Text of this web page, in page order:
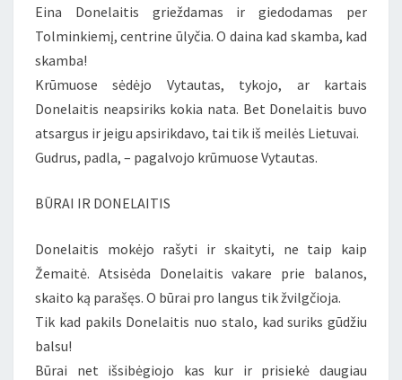
KNYGOS
„PABĖGĘS
Eina Donelaitis grieždamas ir giedodamas per
Tolminkiemį, centrine ūlyčia. O daina kad skamba, kad
skamba!
Krūmuose sėdėjo Vytautas, tykojo, ar kartais
Donelaitis neapsiriks kokia nata. Bet Donelaitis buvo
atsargus ir jeigu apsirikdavo, tai tik iš meilės Lietuvai.
Gudrus, padla, – pagalvojo krūmuose Vytautas.
BŪRAI IR DONELAITIS
Donelaitis mokėjo rašyti ir skaityti, ne taip kaip
Žemaitė. Atsisėda Donelaitis vakare prie balanos,
skaito ką parašęs. O būrai pro langus tik žvilgčioja.
Tik kad pakils Donelaitis nuo stalo, kad suriks gūdžiu
balsu!
Būrai net išsibėgiojo kas kur ir prisiekė daugiau